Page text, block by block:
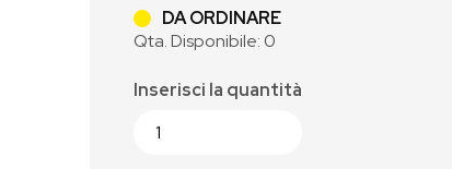
DA ORDINARE
Qta. Disponibile: 0
Inserisci la quantità